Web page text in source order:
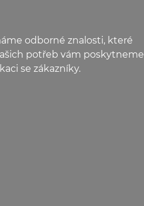
odborné znalosti, které
potřeb vám poskytneme
se zákazníky.